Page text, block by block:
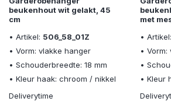
beukenhout wit gelakt, 45
cm
• Artikel: 506_58_01Z
• Vorm: vlakke hanger
• Schouderbreedte: 18 mm
• Kleur haak: chroom / nikkel
Deliverytime
met
• Artikel:
•
•
• Kleur